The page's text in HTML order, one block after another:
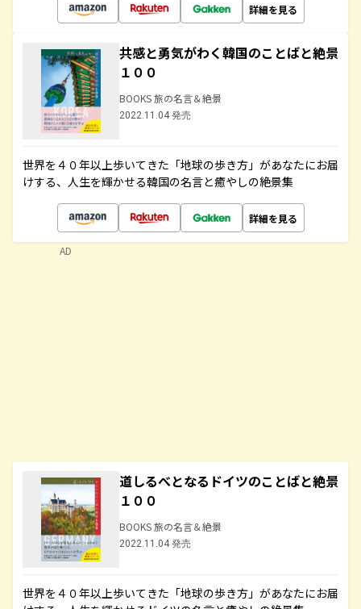
詳細を見る
共感と勇気がわく韓国のことばと絶景
１００
BOOKS 旅の名言＆絶景
2022.11.04 発売
世界を４０年以上歩いてきた「地球の歩き方」があなたにお届
けする、人生を輝かせる韓国の名言と癒やしの絶景集
詳細を見る
道しるべとなるドイツのことばと絶景
１００
BOOKS 旅の名言＆絶景
2022.11.04 発売
世界を４０年以上歩いてきた「地球の歩き方」があなたにお届
AD